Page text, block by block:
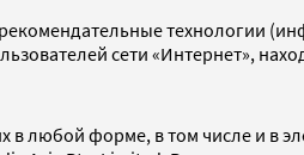
технологии
сети «Интернет»,
в любой форме, в том числе и в